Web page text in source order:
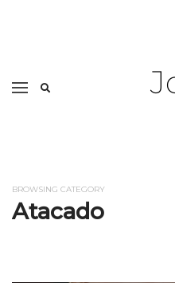
BROWSING CATEGORY
Atacado